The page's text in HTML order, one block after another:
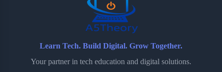
Learn Tech. Build Digital. Grow Together.
Your partner in tech education and digital solutions.